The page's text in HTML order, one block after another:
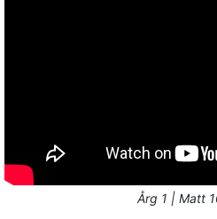
Årg 1 | Matt